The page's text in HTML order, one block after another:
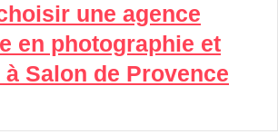
une agence
en photographie et
Salon de Provence